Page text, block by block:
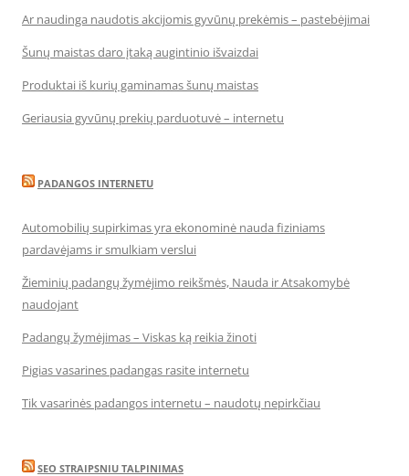
Ar naudinga naudotis akcijomis gyvūnų prekėmis – pastebėjimai
Šunų maistas daro įtaką augintinio išvaizdai
Produktai iš kurių gaminamas šunų maistas
Geriausia gyvūnų prekių parduotuvė – internetu
PADANGOS INTERNETU
Automobilių supirkimas yra ekonominė nauda fiziniams
pardavėjams ir smulkiam verslui
Žieminių padangų žymėjimo reikšmės, Nauda ir Atsakomybė
naudojant
Padangų žymėjimas – Viskas ką reikia žinoti
Pigias vasarines padangas rasite internetu
Tik vasarinės padangos internetu – naudotų nepirkčiau
SEO STRAIPSNIU TALPINIMAS